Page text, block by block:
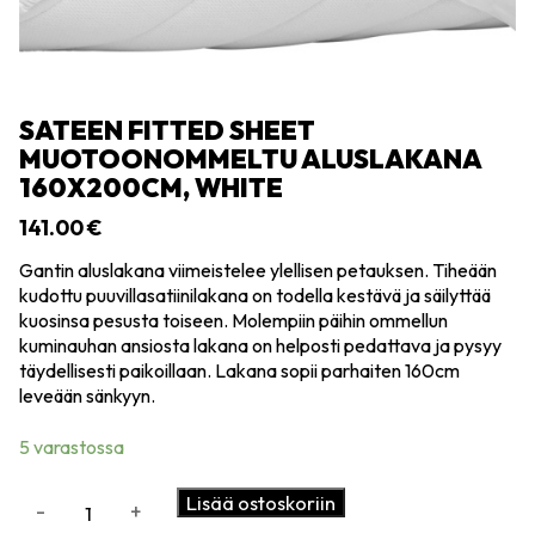
SATEEN FITTED SHEET
MUOTOONOMMELTU ALUSLAKANA
160X200CM, WHITE
141.00€
Gantin aluslakana viimeistelee ylellisen petauksen. Tiheään
kudottu puuvillasatiinilakana on todella kestävä ja säilyttää
kuosinsa pesusta toiseen. Molempiin päihin ommellun
kuminauhan ansiosta lakana on helposti pedattava ja pysyy
täydellisesti paikoillaan. Lakana sopii parhaiten 160cm
leveään sänkyyn.
5 varastossa
- + Lisää ostoskoriin